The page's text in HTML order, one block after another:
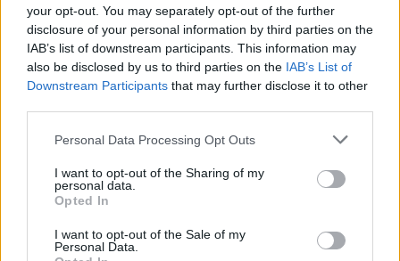
your opt-out. You may separately opt-out of the further
disclosure of your personal information by third parties on the
IAB’s list of downstream participants. This information may
also be disclosed by us to third parties on the IAB’s List of
Downstream Participants that may further disclose it to other
Personal Data Processing Opt Outs
I want to opt-out of the Sharing of my
personal data.
Opted In
I want to opt-out of the Sale of my
Personal Data.
los Magic y los Cavs es una recompensa agridulce por
conseguir el primer puesto en el Este.
El posible camino de
Cleveland Cavaliers
en playoffs
Pero a partir de ahí la cosa no hace más que empeorar.
Milwaukee Bucksocupan el cuarto puesto. Podrían